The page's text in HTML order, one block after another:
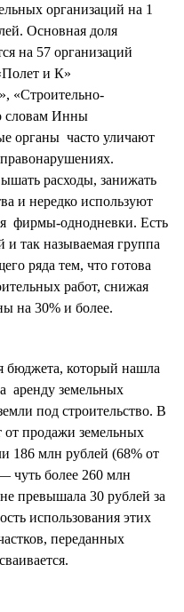
организаций на 1
Основная доля
на 57 организаций
и К»
«Строительно-
словам Инны
часто уличают
расходы, занижать
и нередко используют
фирмы-однодневки. Есть
и так называемая группа
ряда тем, что готова
работ, снижая
на 30% и более.
бюджета, который нашла
земельных
под строительство. В
от продажи земельных
186 млн рублей (68% от
чуть более 260 млн
превышала 30 рублей за
использования этих
переданных